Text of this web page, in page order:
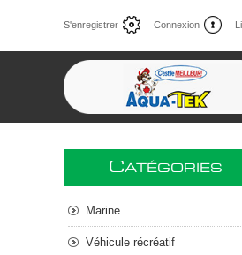
S'enregistrer Connexion
CATÉGORIES
Marine
Véhicule récréatif